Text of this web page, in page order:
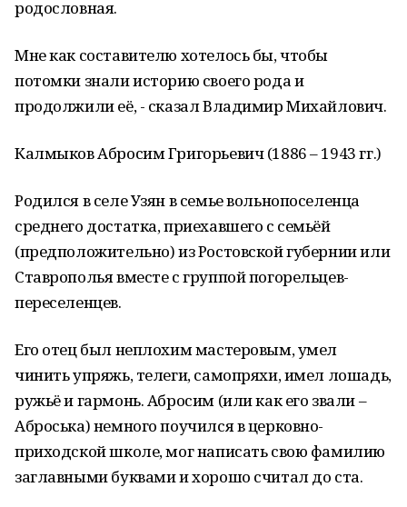
родословная.
Мне как составителю хотелось бы, чтобы
потомки знали историю своего рода и
продолжили её, - сказал Владимир Михайлович.
Калмыков Абросим Григорьевич (1886 – 1943 гг.)
Родился в селе Узян в семье вольнопоселенца
среднего достатка, приехавшего с семьёй
(предположительно) из Ростовской губернии или
Ставрополья вместе с группой погорельцев-
переселенцев.
Его отец был неплохим мастеровым, умел
чинить упряжь, телеги, самопряхи, имел лошадь,
ружьё и гармонь. Абросим (или как его звали –
Аброська) немного поучился в церковно-
приходской школе, мог написать свою фамилию
заглавными буквами и хорошо считал до ста.